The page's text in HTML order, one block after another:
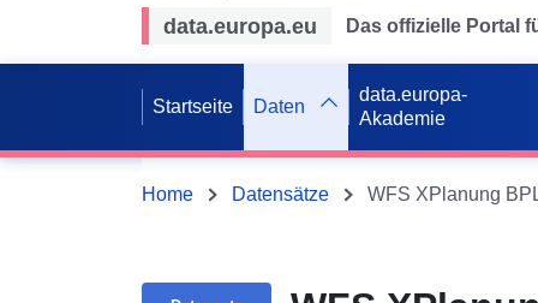
data.europa.eu Das offizielle Portal
Startseite Daten
data.europa-
Akademie
Home Datensätze WFS XPlanung